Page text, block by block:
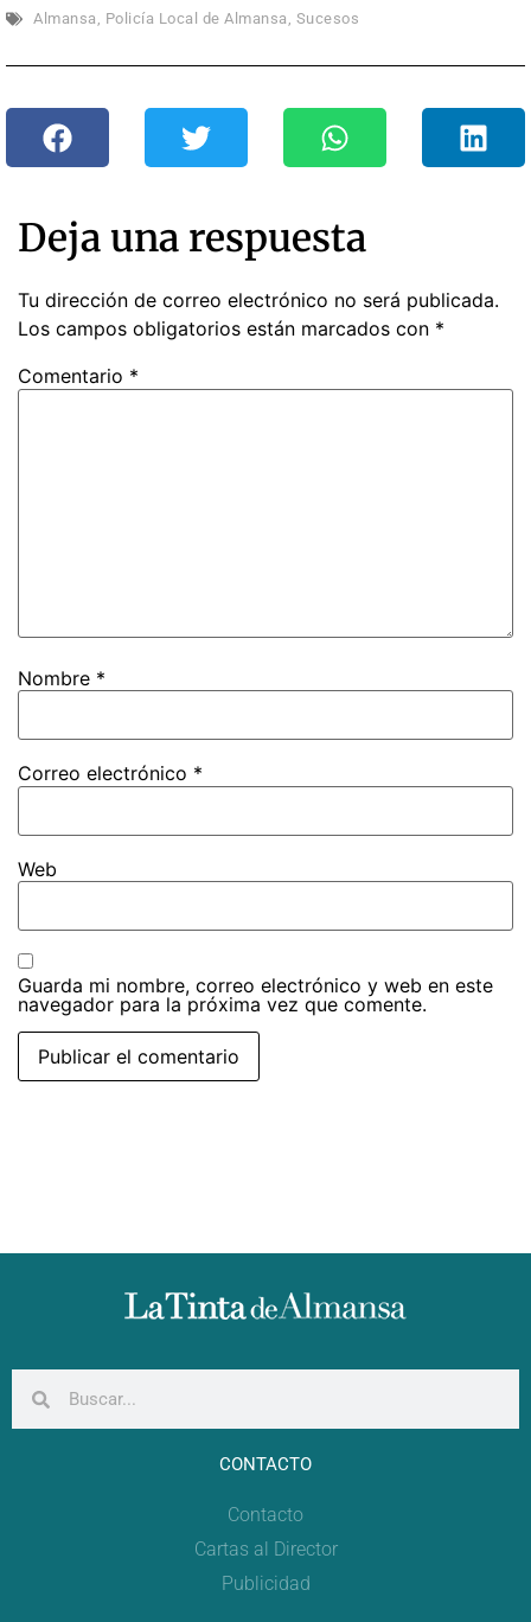
Almansa , Policía Local de Almansa , Sucesos
Deja una respuesta
Tu dirección de correo electrónico no será publicada.
Los campos obligatorios están marcados con *
Comentario *
Nombre *
Correo electrónico *
Web
Guarda mi nombre, correo electrónico y web en este
navegador para la próxima vez que comente.
CONTACTO
Contacto
Cartas al Director
Publicidad